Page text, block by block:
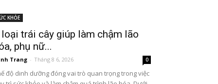
KHỎE
loại trái cây giúp làm chậm lão
phụ nữ...
Trang - Tháng 8 6, 2026 0
độ dinh dưỡng đóng vai trò quan trọng trong việc